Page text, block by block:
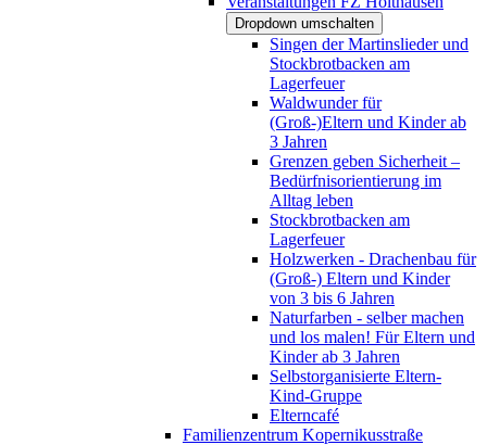
Dropdown umschalten
Singen der Martinslieder und
Stockbrotbacken am
Lagerfeuer
Waldwunder für
(Groß-)Eltern und Kinder ab
3 Jahren
Grenzen geben Sicherheit –
Bedürfnisorientierung im
Alltag leben
Stockbrotbacken am
Lagerfeuer
Holzwerken - Drachenbau für
(Groß-) Eltern und Kinder
von 3 bis 6 Jahren
Naturfarben - selber machen
und los malen! Für Eltern und
Kinder ab 3 Jahren
Selbstorganisierte Eltern-
Kind-Gruppe
Elterncafé
Familienzentrum Kopernikusstraße